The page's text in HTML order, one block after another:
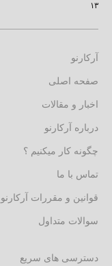
۱۳
آرکارنو
صفحه اصلی
اخبار و مقالات
درباره آرکارنو
چگونه کار میکنیم ؟
تماس با ما
قوانین و مقررات آرکارنو
سوالات متداول
دسترسی های سریع